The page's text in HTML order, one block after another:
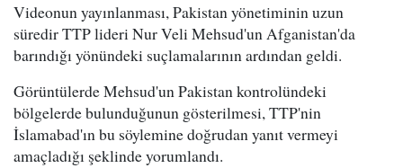
Videonun yayınlanması, Pakistan yönetiminin uzun
süredir TTP lideri Nur Veli Mehsud'un Afganistan'da
barındığı yönündeki suçlamalarının ardından geldi.
Görüntülerde Mehsud'un Pakistan kontrolündeki
bölgelerde bulunduğunun gösterilmesi, TTP'nin
İslamabad'ın bu söylemine doğrudan yanıt vermeyi
amaçladığı şeklinde yorumlandı.